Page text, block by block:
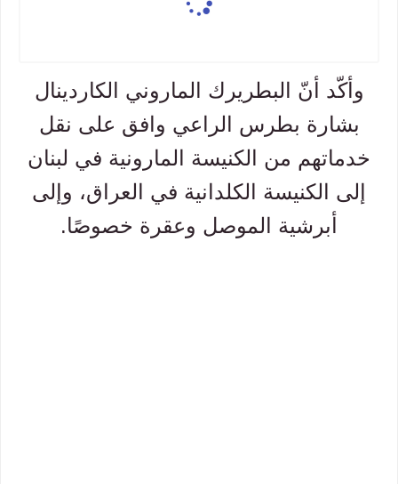
وأكّد أنّ البطريرك الماروني الكاردينال
بشارة بطرس الراعي وافق على نقل
خدماتهم من الكنيسة المارونية في لبنان
إلى الكنيسة الكلدانية في العراق، وإلى
أبرشية الموصل وعقرة خصوصًا.